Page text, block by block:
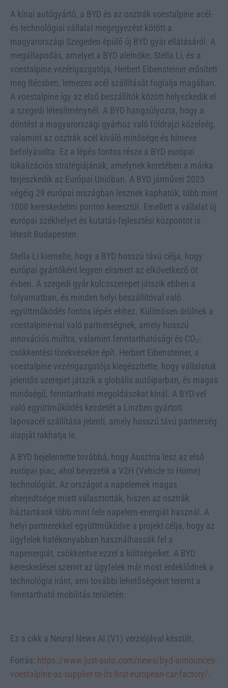
A kínai autógyártó, a BYD és az osztrák voestalpine acél-
és technológiai vállalat megegyezést kötött a
magyarországi Szegeden épülő új BYD gyár ellátásáról. A
megállapodás, amelyet a BYD alelnöke, Stella Li, és a
voestalpine vezérigazgatója, Herbert Eibensteiner erősített
meg Bécsben, lemezes acél szállítását foglalja magában.
A voestalpine így az első beszállítók között helyezkedik el
a szegedi létesítménynél. A BYD hangsúlyozta, hogy a
döntést a magyarországi gyárhoz való földrajzi közelség,
valamint az osztrák acél kiváló minősége és hírneve
befolyásolta. Ez a lépés fontos része a BYD európai
lokalizációs stratégiájának, amelynek keretében a márka
terjeszkedik az Európai Unióban. A BYD járművei 2025
végéig 29 európai országban lesznek kaphatók, több mint
1000 kereskedelmi ponton keresztül. Emellett a vállalat új
európai székhelyet és kutatás-fejlesztési központot is
létesít Budapesten.
Stella Li kiemelte, hogy a BYD hosszú távú célja, hogy
európai gyártóként legyen elismert az elkövetkező öt
évben. A szegedi gyár kulcsszerepet játszik ebben a
folyamatban, és minden helyi beszállítóval való
együttműködés fontos lépés ehhez. Különösen örülnek a
voestalpine-nal való partnerségnek, amely hosszú
innovációs múltra, valamint fenntarthatósági és CO₂-
csökkentési törekvésekre épít. Herbert Eibensteiner, a
voestalpine vezérigazgatója kiegészítette, hogy vállalatuk
jelentős szerepet játszik a globális autóiparban, és magas
minőségű, fenntartható megoldásokat kínál. A BYD-vel
való együttműködés kezdetét a Linzben gyártott
laposacél szállítása jelenti, amely hosszú távú partnerség
alapját rakhatja le.
A BYD bejelentette továbbá, hogy Ausztria lesz az első
európai piac, ahol bevezetik a V2H (Vehicle to Home)
technológiát. Az országot a napelemek magas
elterjedtsége miatt választották, hiszen az osztrák
háztartások több mint fele napelem-energiát használ. A
helyi partnerekkel együttműködve a projekt célja, hogy az
ügyfelek hatékonyabban használhassák fel a
napenergiát, csökkentve ezzel a költségeiket. A BYD
kereskedései szerint az ügyfelek már most érdeklődnek a
technológia iránt, ami további lehetőségeket teremt a
fenntartható mobilitás területén.
Ez a cikk a Neural News AI (V1) verziójával készült.
Forrás: https://www.just-auto.com/news/byd-announces-
voestalpine-as-supplier-to-its-first-european-car-factory/.